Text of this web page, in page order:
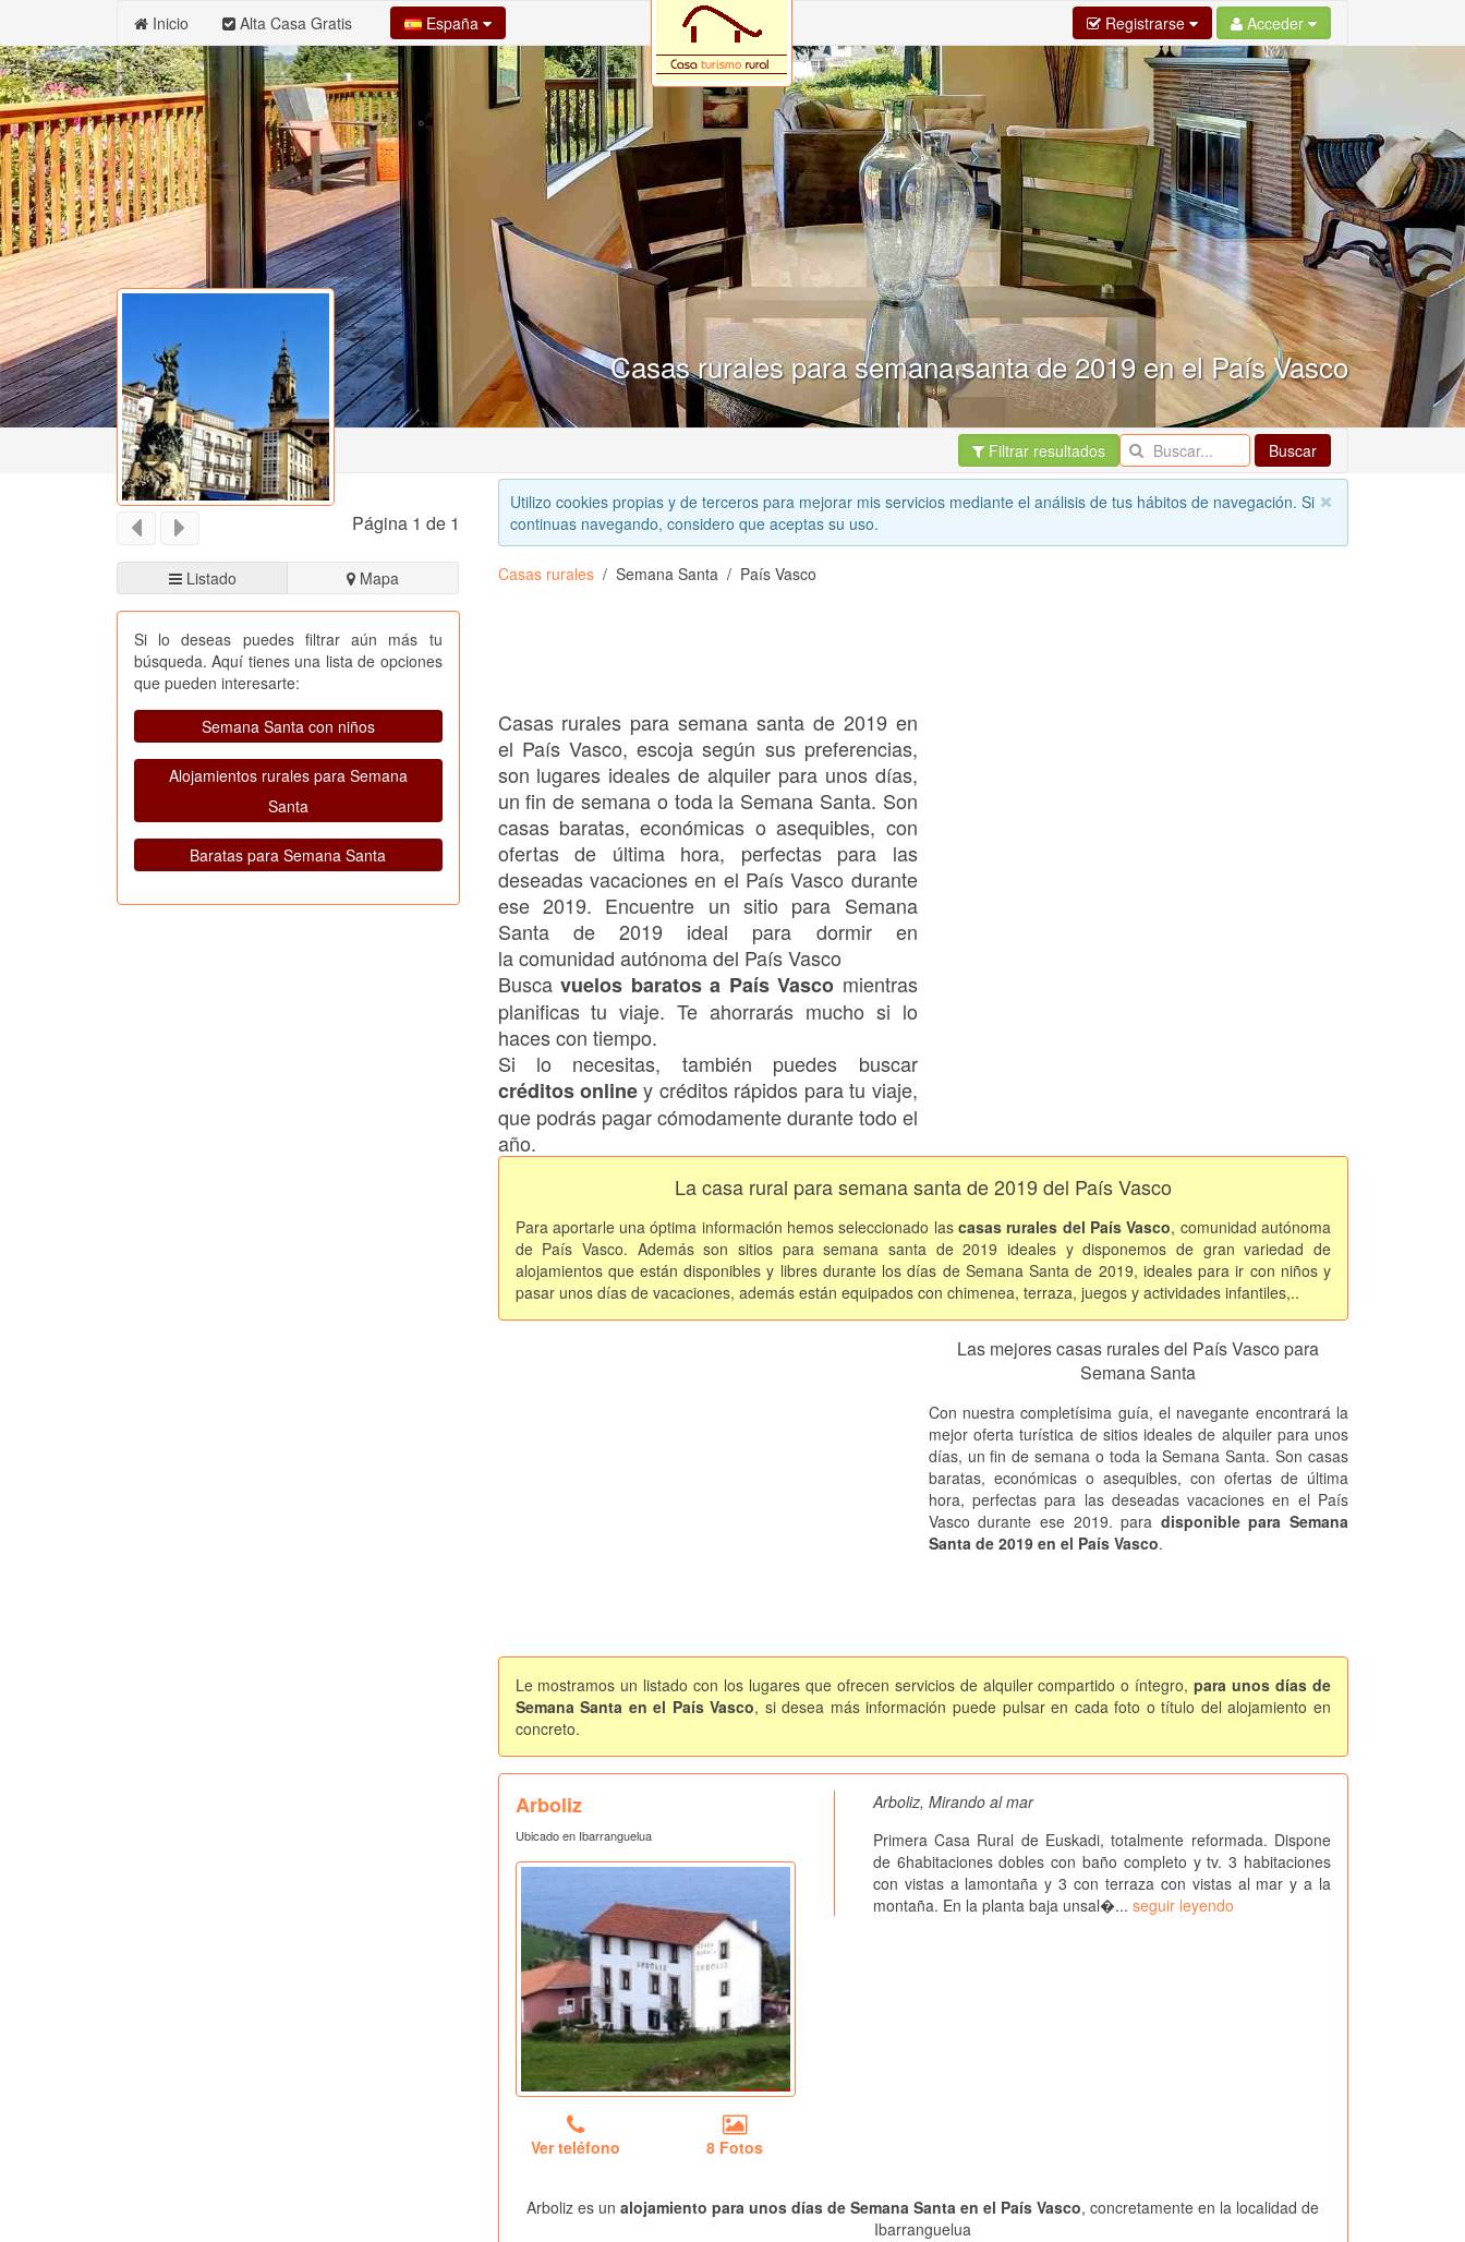
Inicio Alta Casa Gratis España Registrarse Acceder
Casas rurales para semana santa de 2019 en el País Vasco
Filtrar resultados Buscar
Página 1 de 1
Listado Mapa
Si lo deseas puedes filtrar aún más tu
búsqueda. Aquí tienes una lista de opciones
que pueden interesarte:
Semana Santa con niños
Alojamientos rurales para Semana
Santa
Baratas para Semana Santa
Utilizo cookies propias y de terceros para mejorar mis servicios mediante el análisis de tus hábitos de navegación. Si
continuas navegando, considero que aceptas su uso.
Casas rurales Semana Santa País Vasco
Casas rurales para semana santa de 2019 en
el País Vasco, escoja según sus preferencias,
son lugares ideales de alquiler para unos días,
un fin de semana o toda la Semana Santa. Son
casas baratas, económicas o asequibles, con
ofertas de última hora, perfectas para las
deseadas vacaciones en el País Vasco durante
ese 2019. Encuentre un sitio para Semana
Santa de 2019 ideal para dormir en
la comunidad autónoma del País Vasco
Buscavuelos baratos a País Vasco mientras
planificas tu viaje. Te ahorrarás mucho si lo
haces con tiempo.
Si lo necesitas, también puedes buscar
créditos onliney créditos rápidos para tu viaje,
que podrás pagar cómodamente durante todo el
año.
La casa rural para semana santa de 2019 del País Vasco
Para aportarle una óptima información hemos seleccionado lascasas rurales del País Vasco, comunidad autónoma
de País Vasco. Además son sitios para semana santa de 2019 ideales y disponemos de gran variedad de
alojamientos que están disponibles y libres durante los días de Semana Santa de 2019, ideales para ir con niños y
pasar unos días de vacaciones, además están equipados con chimenea, terraza, juegos y actividades infantiles,..
Las mejores casas rurales del País Vasco para
Semana Santa
Con nuestra completísima guía, el navegante encontrará la
mejor oferta turística de sitios ideales de alquiler para unos
días, un fin de semana o toda la Semana Santa. Son casas
baratas, económicas o asequibles, con ofertas de última
hora, perfectas para las deseadas vacaciones en el País
Vasco durante ese 2019. para disponible para Semana
Santa de 2019 en el País Vasco.
Le mostramos un listado con los lugares que ofrecen servicios de alquiler compartido o íntegro,para unos días de
Semana Santa en el País Vasco, si desea más información puede pulsar en cada foto o título del alojamiento en
concreto.
Arboliz
Ubicado en Ibarranguelua
Ver teléfono 8 Fotos
Arboliz, Mirando al mar
Primera Casa Rural de Euskadi, totalmente reformada. Dispone
de 6habitaciones dobles con baño completo y tv. 3 habitaciones
con vistas a lamontaña y 3 con terraza con vistas al mar y a la
montaña. En la planta baja unsal�... seguir leyendo
Arboliz es unalojamiento para unos días de Semana Santa en el País Vasco, concretamente en la localidad de
Ibarranguelua